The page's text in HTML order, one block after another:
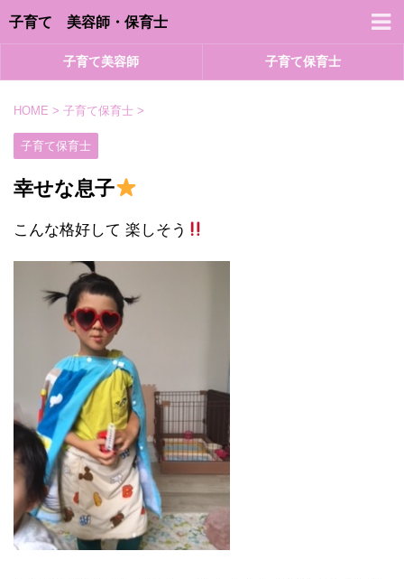
子育て 美容師・保育士
子育て美容師 子育て保育士
HOME > 子育て保育士 >
子育て保育士
幸せな息子
こんな格好して 楽しそう